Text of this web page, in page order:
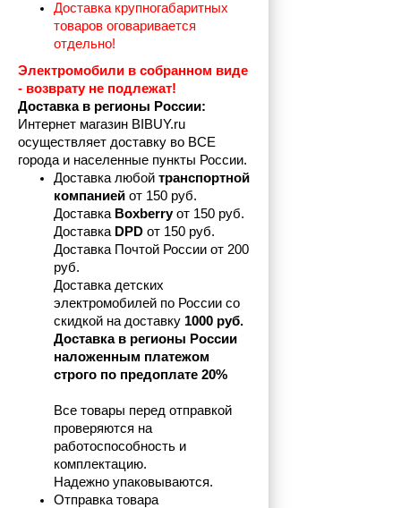
Доставка крупногабаритных
товаров оговаривается
отдельно!
Электромобили в собранном виде
- возврату не подлежат!
Доставка в регионы России:
Интернет магазин BIBUY.ru
осуществляет доставку во ВСЕ
города и населенные пункты России.
Доставка любой транспортной
компанией от 150 руб.
Доставка Boxberry от 150 руб.
Доставка DPD от 150 руб.
Доставка Почтой России от 200
руб.
Доставка детских
электромобилей по России со
скидкой на доставку 1000 руб.
Доставка в регионы России
наложенным платежом
строго по предоплате 20%
Все товары перед отправкой
проверяются на
работоспособность и
комплектацию.
Надежно упаковываются.
Отправка товара